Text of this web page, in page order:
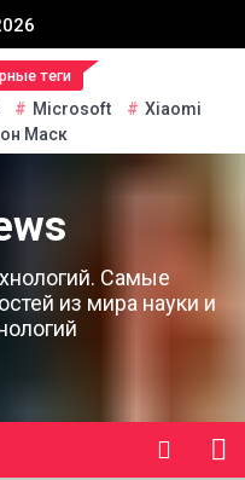
теги
Microsoft
Xiaomi
Маск
Самые
из мира науки и